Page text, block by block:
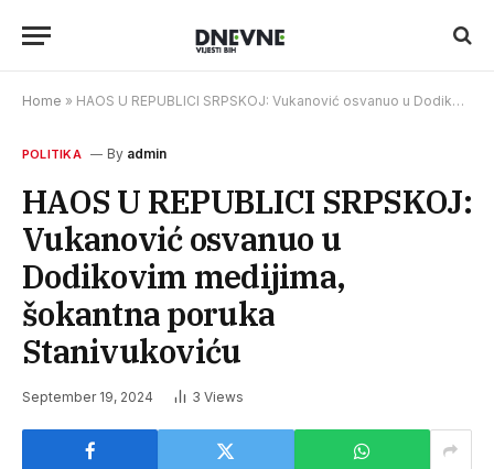
Home » HAOS U REPUBLICI SRPSKOJ: Vukanović osvanuo u Dodikovim medijima, šokantna poruka Stanivukoviću
POLITIKA By admin
HAOS U REPUBLICI SRPSKOJ:
Vukanović osvanuo u
Dodikovim medijima,
šokantna poruka
Stanivukoviću
September 19, 2024 3 Views